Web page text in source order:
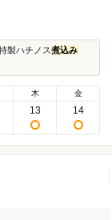
製ハチノス煮込み
木
13
金
14